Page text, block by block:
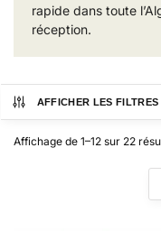
rapide dans toute
réception.
AFFICHER LES FILTRES
Affichage de 1–12 sur 22